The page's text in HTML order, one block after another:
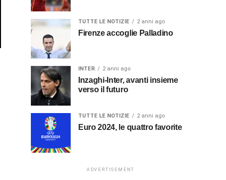
TUTTE LE NOTIZIE 2 anni ago
Firenze accoglie Palladino
INTER 2 anni ago
Inzaghi-Inter, avanti insieme
verso il futuro
TUTTE LE NOTIZIE 2 anni ago
Euro 2024, le quattro favorite
ADVERTISEMENT